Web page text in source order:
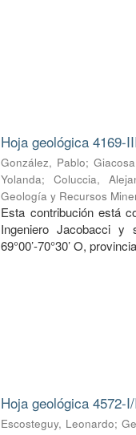
Hoja geológica 4169-
González, Pablo;
Yolanda;Coluccia,
Geología y Recursos
Esta contribución está
Ingeniero Jacobacci y
69°00’-70°30’ O,
Hoja geológica 4572-
Escosteguy, Leonardo;